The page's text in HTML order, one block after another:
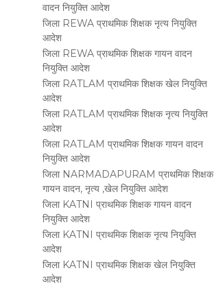
वादन नियुक्ति आदेश
जिला REWA प्राथमिक शिक्षक नृत्य नियुक्ति
आदेश
जिला REWA प्राथमिक शिक्षक गायन वादन
नियुक्ति आदेश
जिला RATLAM प्राथमिक शिक्षक खेल नियुक्ति
आदेश
जिला RATLAM प्राथमिक शिक्षक नृत्य नियुक्ति
आदेश
जिला RATLAM प्राथमिक शिक्षक गायन वादन
नियुक्ति आदेश
जिला NARMADAPURAM प्राथमिक शिक्षक
गायन वादन, नृत्य ,खेल नियुक्ति आदेश
जिला KATNI प्राथमिक शिक्षक गायन वादन
नियुक्ति आदेश
जिला KATNI प्राथमिक शिक्षक नृत्य नियुक्ति
आदेश
जिला KATNI प्राथमिक शिक्षक खेल नियुक्ति
आदेश